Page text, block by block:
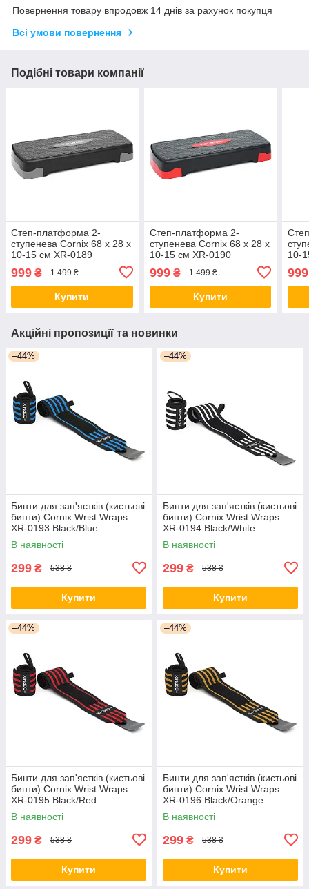
Повернення товару впродовж 14 днів за рахунок покупця
Всі умови повернення
Подібні товари компанії
Степ-платформа 2-
ступенева Cornix 68 х 28 х
10-15 см XR-0189
999 ₴ 1 499 ₴
Купити
Степ-платформа 2-
ступенева Cornix 68 х 28 х
10-15 см XR-0190
999₴ 1 499 ₴
Купити
10-
999
Акційні пропозиції та новинки
–44%
Бинти для зап'ястків (кистьові
бинти) Cornix Wrist Wraps
XR-0193 Black/Blue
В наявності
299 ₴ 538 ₴
Купити
–44%
Бинти для зап'ястків (кистьові
бинти) Cornix Wrist Wraps
XR-0194 Black/White
В наявності
299 ₴ 538 ₴
Купити
–44%
Бинти для зап'ястків (кистьові
бинти) Cornix Wrist Wraps
XR-0195 Black/Red
В наявності
299 ₴ 538 ₴
Купити
–44%
Бинти для зап'ястків (кистьові
бинти) Cornix Wrist Wraps
XR-0196 Black/Orange
В наявності
299 ₴ 538 ₴
Купити